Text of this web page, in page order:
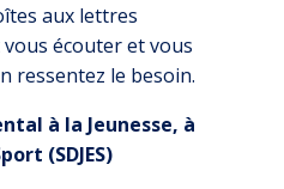
aux lettres
écouter et vous
ressentez le besoin.
à la Jeunesse, à
(SDJES)